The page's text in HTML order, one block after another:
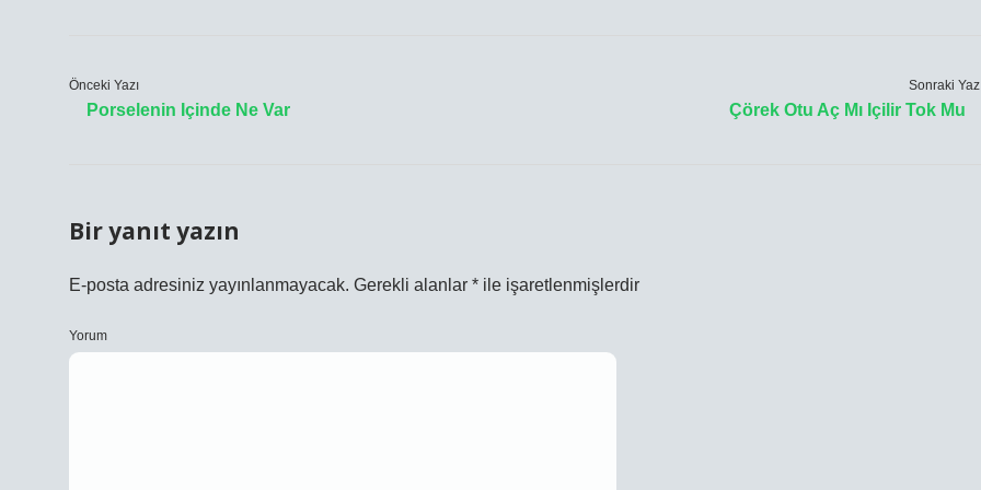
Önceki Yazı
Porselenin Içinde Ne Var
Sonraki
Çörek Otu Aç Mı Içilir Tok Mu
Bir yanıt yazın
E-posta adresiniz yayınlanmayacak. Gerekli alanlar * ile işaretlenmişlerdir
Yorum